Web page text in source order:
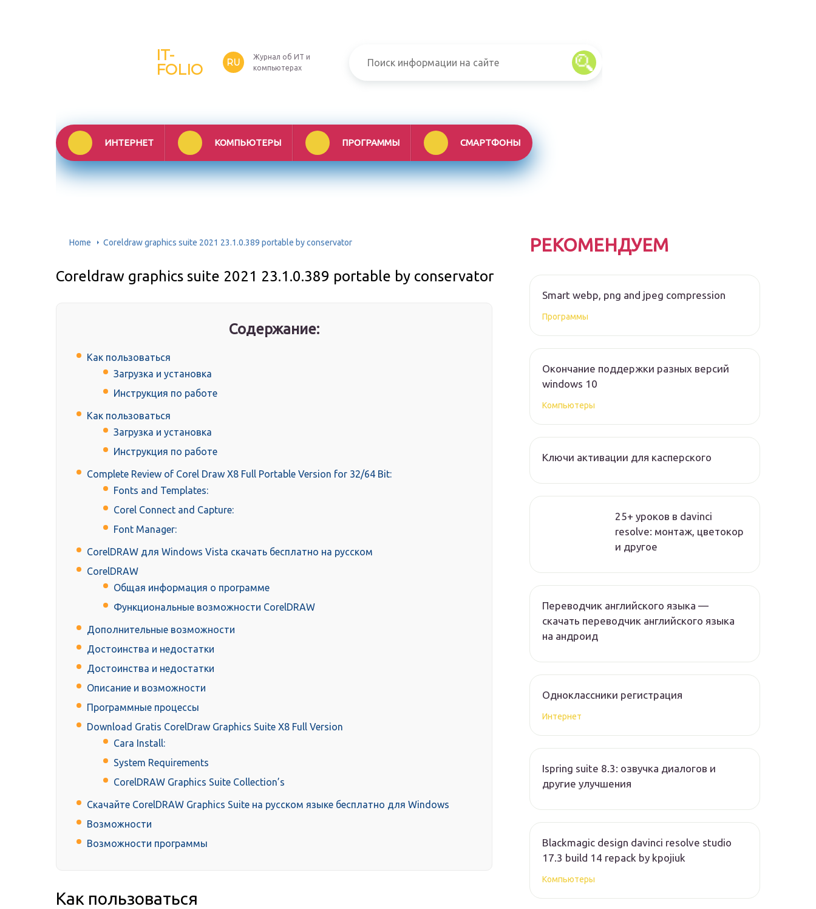
IT-
FOLIO
RU
Журнал об ИТ и
компьютерах
ИНТЕРНЕТ КОМПЬЮТЕРЫ ПРОГРАММЫ СМАРТФОНЫ
Home Coreldraw graphics suite 2021 23.1.0.389 portable by conservator
Coreldraw graphics suite 2021 23.1.0.389 portable by conservator
Содержание:
Как пользоваться
Загрузка и установка
Инструкция по работе
Как пользоваться
Загрузка и установка
Инструкция по работе
Complete Review of Corel Draw X8 Full Portable Version for 32/64 Bit:
Fonts and Templates:
Corel Connect and Capture:
Font Manager:
CorelDRAW для Windows Vista скачать бесплатно на русском
CorelDRAW
Общая информация о программе
Функциональные возможности CorelDRAW
Дополнительные возможности
Достоинства и недостатки
Достоинства и недостатки
Описание и возможности
Программные процессы
Download Gratis CorelDraw Graphics Suite X8 Full Version
Cara Install:
System Requirements
CorelDRAW Graphics Suite Collection’s
Скачайте CorelDRAW Graphics Suite на русском языке бесплатно для Windows
Возможности
Возможности программы
Как пользоваться
РЕКОМЕНДУЕМ
Smart webp, png and jpeg compression
Программы
Окончание поддержки разных версий
windows 10
Компьютеры
Ключи активации для касперского
25+ уроков в davinci
resolve: монтаж, цветокор
и другое
Переводчик английского языка —
скачать переводчик английского языка
на андроид
Одноклассники регистрация
Интернет
Ispring suite 8.3: озвучка диалогов и
другие улучшения
Blackmagic design davinci resolve studio
17.3 build 14 repack by kpojiuk
Компьютеры